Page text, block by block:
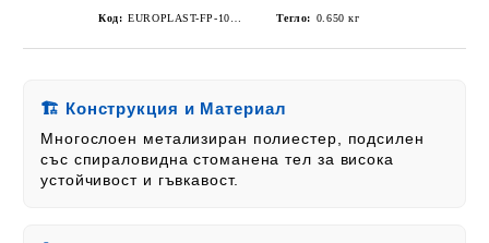
Код: Тегло: 0.650 кг
🏗️ Конструкция и Материал
Многослоен метализиран полиестер, подсилен
със спираловидна стоманена тел за висока
устойчивост и гъвкавост.